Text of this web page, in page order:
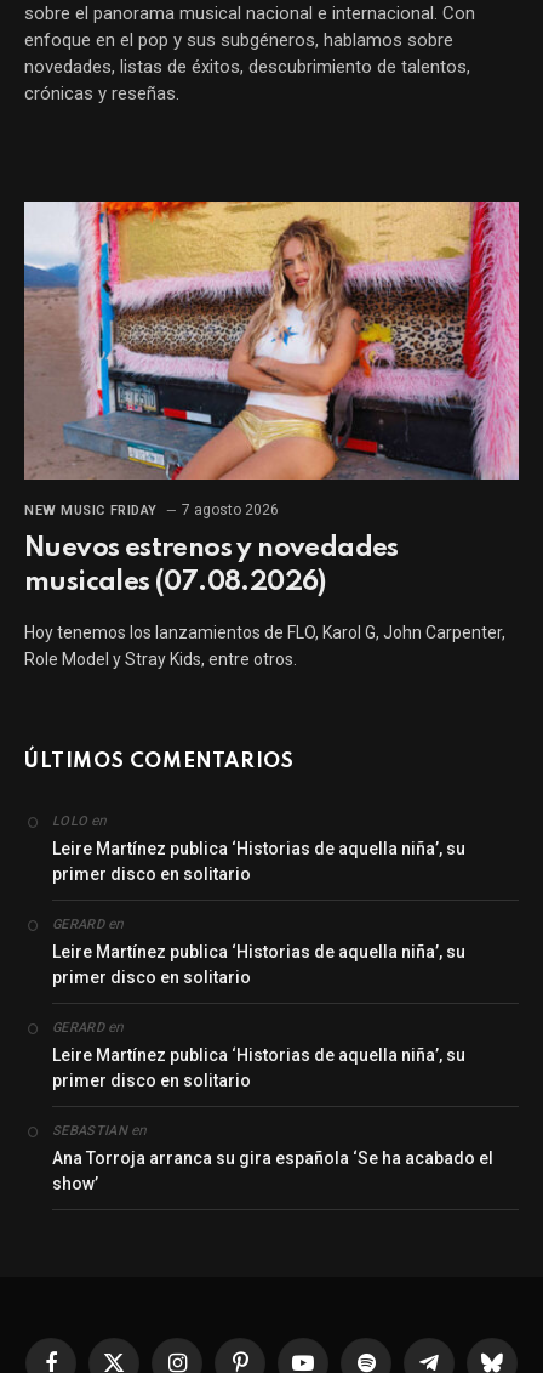
sobre el panorama musical nacional e internacional. Con
enfoque en el pop y sus subgéneros, hablamos sobre
novedades, listas de éxitos, descubrimiento de talentos,
crónicas y reseñas.
NEW MUSIC FRIDAY 7 agosto 2026
Nuevos estrenos y novedades
musicales (07.08.2026)
Hoy tenemos los lanzamientos de FLO, Karol G, John Carpenter,
Role Model y Stray Kids, entre otros.
ÚLTIMOS COMENTARIOS
LOLO en
Leire Martínez publica ‘Historias de aquella niña’, su
primer disco en solitario
GERARDen
Leire Martínez publica ‘Historias de aquella niña’, su
primer disco en solitario
GERARDen
Leire Martínez publica ‘Historias de aquella niña’, su
primer disco en solitario
SEBASTIANen
Ana Torroja arranca su gira española ‘Se ha acabado el
show’